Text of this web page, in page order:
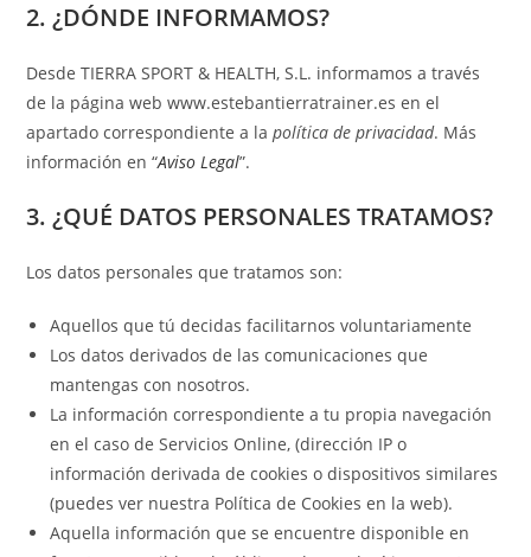
2. ¿DÓNDE INFORMAMOS?
Desde TIERRA SPORT & HEALTH, S.L. informamos a través
de la página web www.estebantierratrainer.es en el
apartado correspondiente a lapolítica de privacidad. Más
información en “Aviso Legal”.
3. ¿QUÉ DATOS PERSONALES TRATAMOS?
Los datos personales que tratamos son:
Aquellos que tú decidas facilitarnos voluntariamente
Los datos derivados de las comunicaciones que
mantengas con nosotros.
La información correspondiente a tu propia navegación
en el caso de Servicios Online, (dirección IP o
información derivada de cookies o dispositivos similares
(puedes ver nuestra Política de Cookies en la web).
Aquella información que se encuentre disponible en